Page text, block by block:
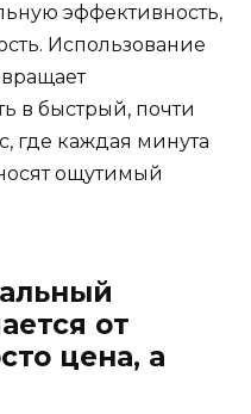
эффективность,
Использование
в быстрый, почти
где каждая минута
ощутимый
от
цена, а